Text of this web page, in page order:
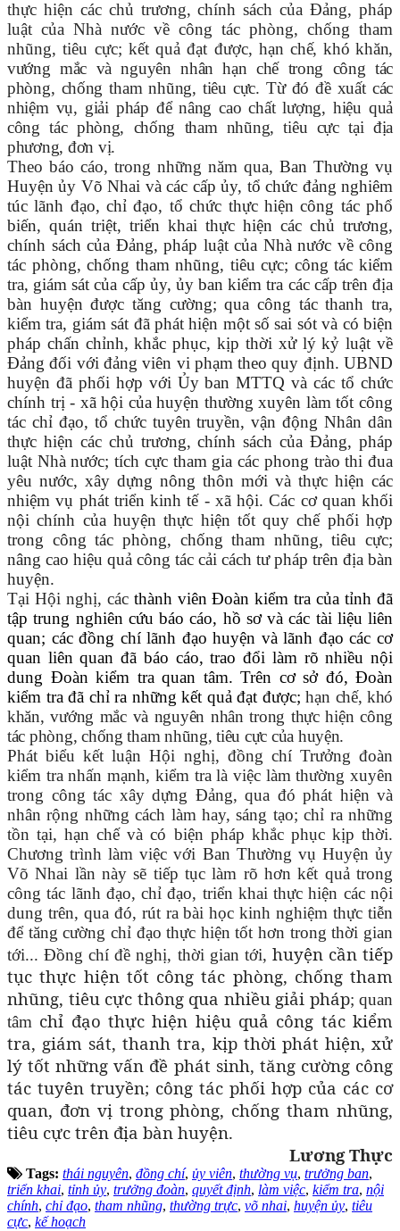
thực hiện các chủ trương, chính sách của Đảng, pháp
luật của Nhà nước về công tác phòng, chống tham
nhũng, tiêu cực; kết quả đạt được, hạnchế, khó khăn,
vướng mắc và nguyên nhân hạn chế trong công tác
phòng, chống tham nhũng, tiêu cực. Từ đó đề xuất các
nhiệm vụ, giải pháp để nâng cao chất lượng, hiệu quả
công tác phòng, chống tham nhũng, tiêu cực tại địa
phương, đơn vị.
Theo báo cáo, trong những năm qua, Ban Thường vụ
Huyện ủy Võ Nhai và các cấp ủy, tổ chức đảng nghiêm
túc lãnh đạo, chỉ đạo, tổ chức thực hiện công tác phổ
biến, quán triệt, triển khai thực hiện các chủ trương,
chính sách của Đảng, pháp luật của Nhà nước về công
tác phòng, chống tham nhũng, tiêu cực; công tác kiểm
tra, giám sát của cấp ủy, ủy ban kiểm tra các cấp trên địa
bàn huyện được tăng cường; qua công tác thanh tra,
kiểm tra, giám sát đã phát hiện một số sai sót và có biện
pháp chấn chỉnh, khắc phục, kịp thời xử lý kỷ luật về
Đảng đối với đảng viên vi phạm theo quy định. UBND
huyện đã phối hợp với Ủy ban MTTQ và các tổ chức
chính trị - xã hội của huyện thường xuyên làm tốt công
tác chỉ đạo, tổ chức tuyên truyền, vận động Nhân dân
thực hiện các chủ trương, chính sách của Đảng, pháp
luật Nhà nước; tích cực tham gia các phong trào thi đua
yêu nước, xây dựng nông thôn mới và thực hiện các
nhiệm vụ phát triển kinh tế - xã hội. Các cơ quan khối
nội chính của huyện thực hiện tốt quy chế phối hợp
trong công tác phòng, chống tham nhũng, tiêu cực;
nâng cao hiệu quả công tác cải cách tư pháp trên địa bàn
huyện.
Tại Hội nghị, các thành viên Đoàn kiểm tra của tỉnh đã
tập trung nghiên cứu báo cáo, hồ sơ và các tài liệu liên
quan; các đồng chí lãnh đạo huyện và lãnh đạo các cơ
quan liên quan đã báo cáo, trao đổi làm rõ nhiều nội
dung Đoàn kiểm tra quan tâm. Trên cơ sở đó, Đoàn
kiểm tra đã chỉ ra những kết quả đạt được;hạn chế, khó
khăn, vướng mắc và nguyên nhân trong thực hiện công
tác phòng, chống tham nhũng, tiêu cực của huyện.
Phát biểu kết luận Hội nghị, đồng chí Trưởng đoàn
kiểm tra nhấn mạnh, kiểm tra là việc làm thường xuyên
trong công tác xây dựng Đảng, qua đó phát hiện và
nhân rộng những cách làm hay, sáng tạo; chỉ ra những
tồn tại, hạn chế và có biện pháp khắc phục kịp thời.
Chương trình làm việc với Ban Thường vụ Huyện ủy
Võ Nhai lần này sẽ tiếp tục làm rõ hơn kết quả trong
công tác lãnh đạo, chỉ đạo, triển khai thực hiện các nội
dung trên, qua đó, rút ra bài học kinh nghiệm thực tiễn
để tăng cường chỉ đạo thực hiện tốt hơn trong thời gian
tới... Đồng chí đề nghị, thời gian tới, huyện cần tiếp
tục thực hiện tốt công tác phòng, chống tham
nhũng, tiêu cực thông qua nhiều giải pháp; quan
tâm chỉ đạo thực hiện hiệu quả công tác kiểm
tra, giám sát, thanh tra, kịp thời phát hiện, xử
lý tốt những vấn đề phát sinh, tăng cường công
tác tuyên truyền; công tác phối hợp của các cơ
quan, đơn vị trong phòng, chống tham nhũng,
tiêu cực trên địa bàn huyện.
Lương Thực
Tags: thái nguyên, đồng chí, ủy viên, thường vụ, trưởng ban,
triển khai, tỉnh ủy, trưởng đoàn, quyết định, làm việc, kiểm tra, nội
chính, chỉ đạo, tham nhũng, thường trực, võ nhai, huyện ủy, tiêu
cực, kế hoạch